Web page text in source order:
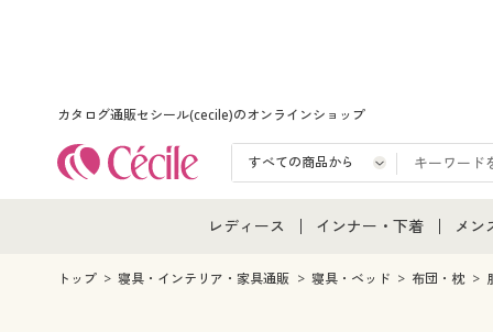
カタログ通販セシール(cecile)のオンラインショップ
レディース
レディース通販すべて
インナー・下着
インナー・下着通販すべ
メン
メン
トップ 寝具・インテリア・家具通販 寝具・ベッド 布団・枕